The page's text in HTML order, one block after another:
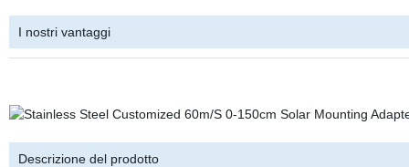
I nostri vantaggi
Descrizione del prodotto